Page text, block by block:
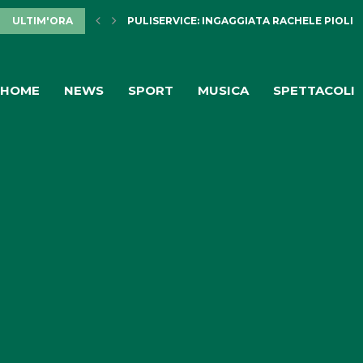
ULTIM'ORA PULISERVICE: INGAGGIATA RACHELE PIOLI
HOME NEWS SPORT MUSICA SPETTACOLI